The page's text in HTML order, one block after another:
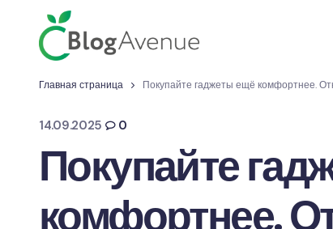
Главная страница Покупайте гаджеты ещё комфортнее.
14.09.2025 0
Покупайте
комфортнее.